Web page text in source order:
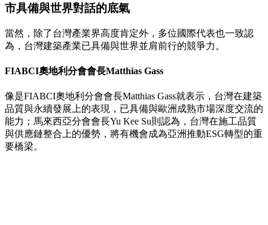
市具備與世界對話的底氣
當然，除了台灣產業界高度肯定外，多位國際代表也一致認
為，台灣建築產業已具備與世界並肩前行的競爭力。
FIABCI奧地利分會會長Matthias Gass
像是FIABCI奧地利分會會長Matthias Gass就表示，台灣在建築
品質與永續發展上的表現，已具備與歐洲成熟市場深度交流的
能力；馬來西亞分會會長Yu Kee Su則認為，台灣在施工品質
與供應鏈整合上的優勢，將有機會成為亞洲推動ESG轉型的重
要橋梁。